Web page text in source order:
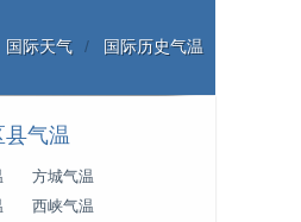
国际天气 国际历史气温
气温
方城气温
西峡气温